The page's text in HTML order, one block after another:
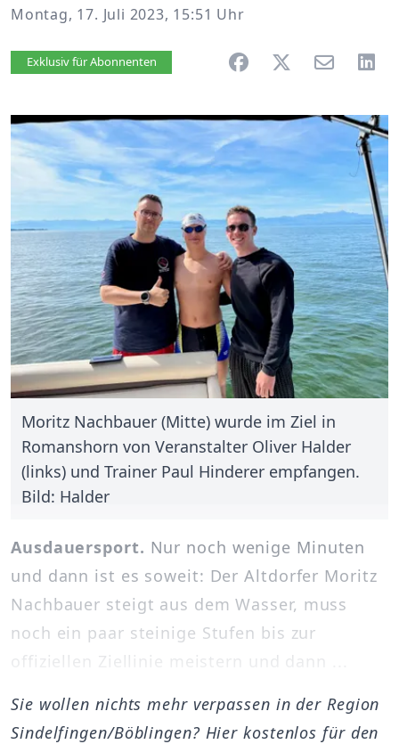
Montag, 17. Juli 2023, 15:51 Uhr
Artikel vorlesen
Exklusiv für Abonnenten
Moritz Nachbauer (Mitte) wurde im Ziel in
Romanshorn von Veranstalter Oliver Halder
(links) und Trainer Paul Hinderer empfangen.
Bild: Halder
Ausdauersport. Nur noch wenige Minuten
und dann ist es soweit: Der Altdorfer Moritz
Nachbauer steigt aus dem Wasser, muss
noch ein paar steinige Stufen bis zur
offiziellen Ziellinie meistern und dann ...
Sie wollen nichts mehr verpassen in der Region
Sindelfingen/Böblingen? Hier kostenlos für den